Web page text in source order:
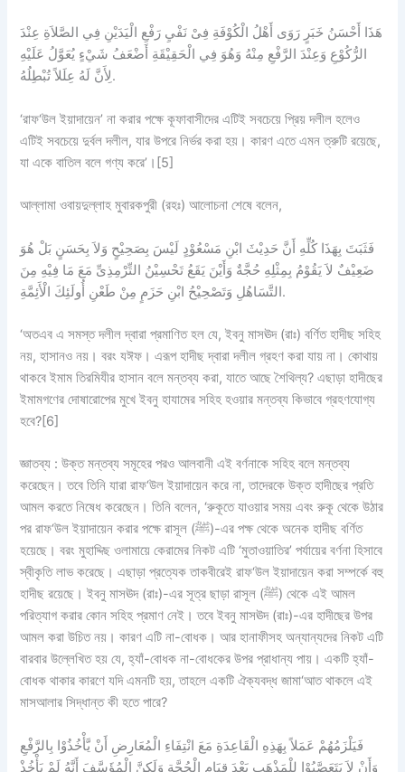
هَذَا أَحْسَنُ خَبَرٍ رَوَى أَهْلُ الْكُوْفَةِ فِىْ نَفْيِ رَفْعِ الْيَدَيْنِ فِي الصَّلاَةِ عِنْدَ
الرُّكُوْعِ وَعِنْدَ الرَّفْعِ مِنْهُ وَهُوَ فِي الْحَقِيْقَةِ أَضْعَفُ شَيْءٍ يُعَوَّلُ عَلَيْهِ
لِأَنَّ لَهُ عِلَلاً تُبْطِلُهُ.
‘রাফ‘উল ইয়াদায়েন’ না করার পক্ষে কূফাবাসীদের এটিই সবচেয়ে প্রিয় দলীল হলেও
এটিই সবচেয়ে দুর্বল দলীল, যার উপরে নির্ভর করা হয়। কারণ এতে এমন ত্রুটি রয়েছে,
যা একে বাতিল বলে গণ্য করে’।[5]
আল্লামা ওবায়দুল্লাহ মুবারকপুরী (রহঃ) আলোচনা শেষে বলেন,
فَثَبَتَ بِهَذَا كُلِّهِ أَنَّ حَدِيْثَ ابْنِ مَسْعُوْدٍ لَيْسَ بِصَحِيْحٍ وَلاَ بِحَسَنٍ بَلْ هُوَ
ضَعِيْفٌ لاَ يَقُوْمُ بِمِثْلِهِ حُجَّةٌ وَأَيْنَ يَقَعُ تَحْسِيْنُ التِّرْمِذِىِّ مَعَ مَا فِيْهِ مِنَ
التَّسَاهُلِ وَتَصْحِيْحُ ابْنِ حَزَمٍ مِنْ طَعْنِ أُولَئِكَ الْأَئِمَّةِ.
‘অতএব এ সমস্ত দলীল দ্বারা প্রমাণিত হল যে, ইবনু মাসঊদ (রাঃ) বর্ণিত হাদীছ সহিহ
নয়, হাসানও নয়। বরং যঈফ। এরূপ হাদীছ দ্বারা দলীল গ্রহণ করা যায় না। কোথায়
থাকবে ইমাম তিরমিযীর হাসান বলে মন্তব্য করা, যাতে আছে শৈথিল্য? এছাড়া হাদীছের
ইমামগণের দোষারোপের মুখে ইবনু হাযামের সহিহ হওয়ার মন্তব্য কিভাবে গ্রহণযোগ্য
হবে?[6]
জ্ঞাতব্য : উক্ত মন্তব্য সমূহের পরও আলবানী এই বর্ণনাকে সহিহ বলে মন্তব্য
করেছেন। তবে তিনি যারা রাফ‘উল ইয়াদায়েন করে না, তাদেরকে উক্ত হাদীছের প্রতি
আমল করতে নিষেধ করেছেন। তিনি বলেন, ‘রুকূতে যাওয়ার সময় এবং রুকূ থেকে উঠার
পর রাফ‘উল ইয়াদায়েন করার পক্ষে রাসূল (ﷺ)-এর পক্ষ থেকে অনেক হাদীছ বর্ণিত
হয়েছে। বরং মুহাদ্দিছ ওলামায়ে কেরামের নিকট এটি ‘মুতাওয়াতির’ পর্যায়ের বর্ণনা হিসাবে
স্বীকৃতি লাভ করেছে। এছাড়া প্রত্যেক তাকবীরেই রাফ‘উল ইয়াদায়েন করা সম্পর্কে বহু
হাদীছ রয়েছে। ইবনু মাসঊদ (রাঃ)-এর সূত্র ছাড়া রাসূল (ﷺ) থেকে এই আমল
পরিত্যাগ করার কোন সহিহ প্রমাণ নেই। তবে ইবনু মাসঊদ (রাঃ)-এর হাদীছের উপর
আমল করা উচিত নয়। কারণ এটি না-বোধক। আর হানাফীসহ অন্যান্যদের নিকট এটি
বারবার উল্লেখিত হয় যে, হ্যাঁ-বোধক না-বোধকের উপর প্রাধান্য পায়। একটি হ্যাঁ-
বোধক থাকার কারণে যদি এমনটি হয়, তাহলে একটি ঐক্যবদ্ধ জামা‘আত থাকলে এই
মাসআলার সিদ্ধান্ত কী হতে পারে?
فَيَلْزَمُهُمْ عَمَلاً بِهَذِهِ الْقَاعِدَةِ مَعَ انْتِفَاءِ الْمُعَارِضِ أَنْ يَّأْخُذُوْا بِالرَّفْعِ
وَأَنْ لاَ يَتَعَصَّبُوْا لِلْمَذْهَبِ بَعْدَ قِيَامِ الْحُجَّةِ وَلَكِنَّ الْمُؤَسَّفَ أَنَّهُ لَمْ يَأْخُذْ